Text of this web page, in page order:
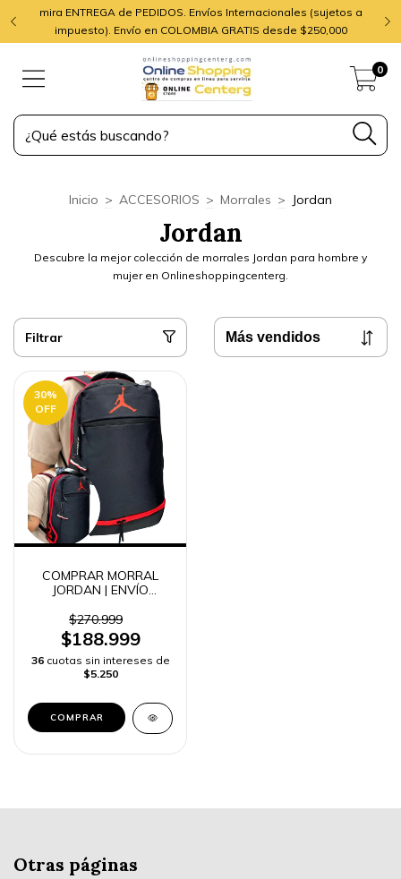
mira ENTREGA de PEDIDOS. Envíos Internacionales (sujetos a
impuesto). Envío en COLOMBIA GRATIS desde $250,000
0
Inicio > ACCESORIOS > Morrales > Jordan
Jordan
Descubre la mejor colección de morrales Jordan para hombre y
mujer en Onlineshoppingcenterg.
Filtrar
30%
OFF
COMPRAR MORRAL
JORDAN | ENVÍO
$270.999
$188.999
36 cuotas sin intereses de
$5.250
COMPRAR
Otras páginas